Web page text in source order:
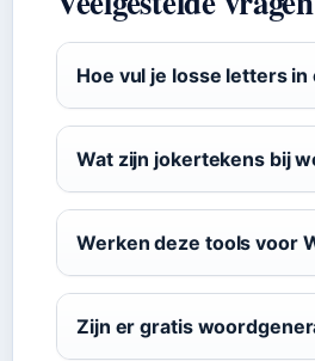
Hoe vul je losse letters
Wat zijn jokertekens bij
Werken deze tools voor
Zijn er gratis